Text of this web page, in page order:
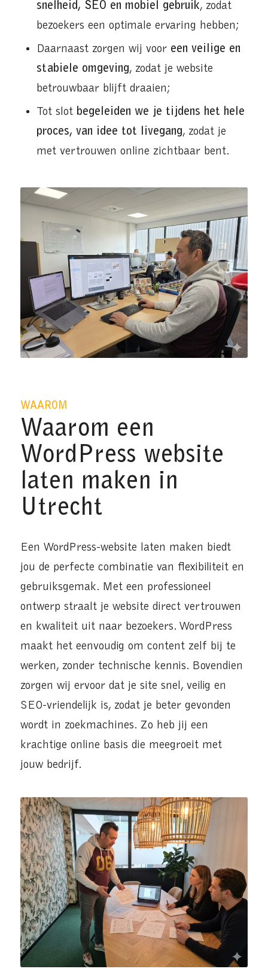
snelheid, SEO en mobiel gebruik, zodat
bezoekers een optimale ervaring hebben;
Daarnaast zorgen wij voor een veilige en
stabiele omgeving, zodat je website
betrouwbaar blijft draaien;
Tot slot begeleiden we je tijdens het hele
proces, van idee tot livegang, zodat je
met vertrouwen online zichtbaar bent.
WAAROM
Waarom een
WordPress website
laten maken in
Utrecht
Een WordPress-website laten maken biedt
jou de perfecte combinatie van flexibiliteit en
gebruiksgemak. Met een professioneel
ontwerp straalt je website direct vertrouwen
en kwaliteit uit naar bezoekers. WordPress
maakt het eenvoudig om content zelf bij te
werken, zonder technische kennis. Bovendien
zorgen wij ervoor dat je site snel, veilig en
SEO-vriendelijk is, zodat je beter gevonden
wordt in zoekmachines. Zo heb jij een
krachtige online basis die meegroeit met
jouw bedrijf.